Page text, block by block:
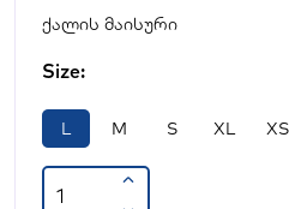
ქალის მაისური
Size:
L M S XL XS